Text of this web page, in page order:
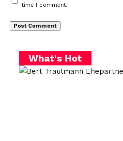
time I comment.
What's Hot